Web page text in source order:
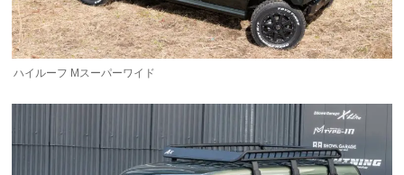
ハイルーフ Mスーパーワイド